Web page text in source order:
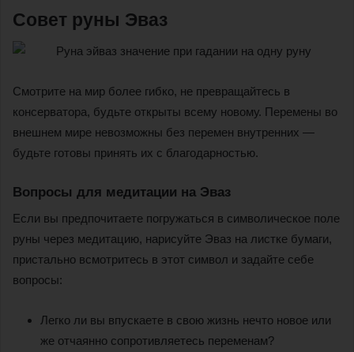
Совет руны Эваз
Смотрите на мир более гибко, не превращайтесь в
консерватора, будьте открыты всему новому. Перемены во
внешнем мире невозможны без перемен внутренних —
будьте готовы принять их с благодарностью.
Вопросы для медитации на Эваз
Если вы предпочитаете погружаться в символическое поле
руны через медитацию, нарисуйте Эваз на листке бумаги,
пристально всмотритесь в этот символ и задайте себе
вопросы:
Легко ли вы впускаете в свою жизнь нечто новое или
же отчаянно сопротивляетесь переменам?